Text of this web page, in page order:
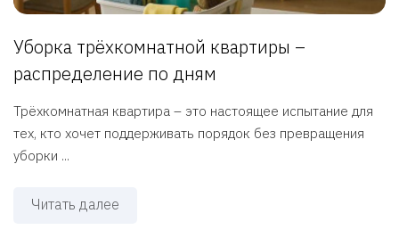
Уборка трёхкомнатной квартиры –
распределение по дням
Трёхкомнатная квартира – это настоящее испытание для
тех, кто хочет поддерживать порядок без превращения
уборки ...
Читать далее